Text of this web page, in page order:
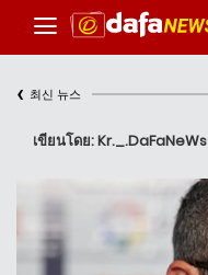
‹ 최신 뉴스
เขียนโดย: Kr._.DaFaNeWs